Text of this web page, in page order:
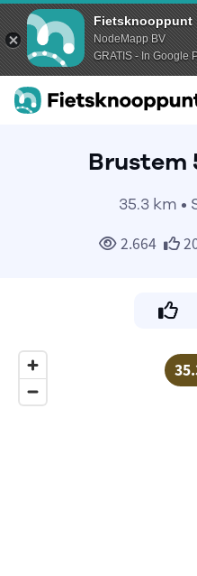
Fietsknooppunt
NodeMapp BV
GRATIS - In Google
Brustem
35.3 km •
2.664